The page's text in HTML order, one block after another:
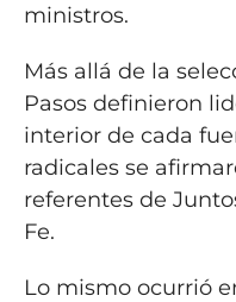
ministros.
Más allá de la
Pasos definieron
interior de cada
radicales se
referentes de
Fe.
Lo mismo ocurrió